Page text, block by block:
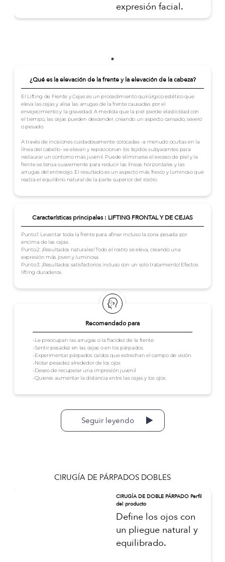
expresión facial.
Recomendado para
-Le preocupan las arrugas o la flacidez de la frente.
-Sentir pesadez en las cejas o en los párpados.
-Experimentar párpados caídos que estrechan el campo de visión.
-Notar pesadez alrededor de los ojos
-Deseo de recuperar una impresión juvenil
-Quieres aumentar la distancia entre las cejas y los ojos
¿Qué es la elevación de la frente y la elevación de la cabeza?
El Lifting de Frente y Cejas es un procedimiento quirúrgico estético que
eleva las cejas y alisa las arrugas de la frente causadas por el
envejecimiento y la gravedad. A medida que la piel pierde elasticidad con
el tiempo, las cejas pueden descender, creando un aspecto cansado, severo
o pesado.
A través de incisiones cuidadosamente colocadas -a menudo ocultas en la
línea del cabello- se elevan y reposicionan los tejidos subyacentes para
restaurar un contorno más juvenil. Puede eliminarse el exceso de piel y la
frente se tensa suavemente para reducir las líneas horizontales y las
arrugas del entrecejo. El resultado es un aspecto más fresco y luminoso que
realza el equilibrio natural de la parte superior del rostro.
Características principales : LIFTING FRONTAL Y DE CEJAS
Punto.1: Levantar toda la frente para afinar incluso la zona pesada por
encima de las cejas.
Punto.2: ¡Resultados naturales! Todo el rostro se eleva, creando una
expresión más joven y luminosa.
Punto.3: ¡Resultados satisfactorios incluso con un solo tratamiento! Efectos
lifting duraderos.
Seguir leyendo
CIRUGÍA DE PÁRPADOS DOBLES
CIRUGÍA DE DOBLE PÁRPADO Perfil
del producto
Define los ojos con
un pliegue natural y
equilibrado.